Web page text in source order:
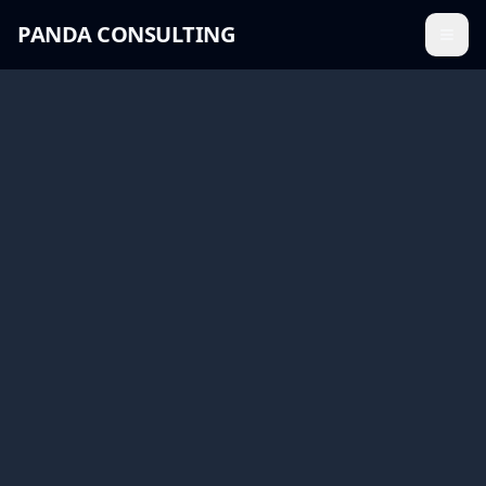
PANDA CONSULTING